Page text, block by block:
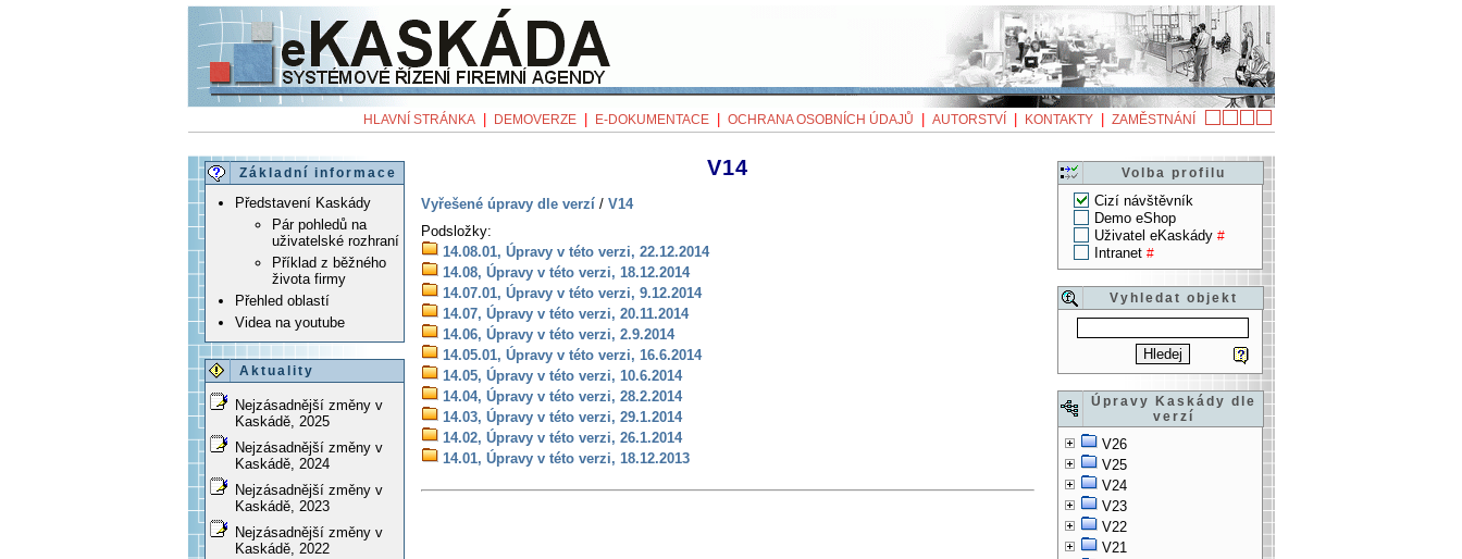
HLAVNÍ STRÁNKA DEMOVERZE E-DOKUMENTACE OCHRANA OSOBNÍCH ÚDAJŮ AUTORSTVÍ KONTAKTY ZAMĚSTNÁNÍ
Základní informace
Představení Kaskády
Pár pohledů na
uživatelské rozhraní
Příklad z běžného
života firmy
Přehled oblastí
Videa na youtube
Aktuality
Nejzásadnější změny v
Kaskádě, 2025
Nejzásadnější změny v
Kaskádě, 2024
Nejzásadnější změny v
Kaskádě, 2023
Nejzásadnější změny v
Kaskádě, 2022
Volba profilu
Cizí návštěvník
Demo eShop
Uživatel eKaskády #
Intranet #
Vyhledat objekt
Úpravy Kaskády dle
verzí
V26
V25
V24
V23
V22
V21
V14
Vyřešené úpravy dle verzí / V14
Podsložky:
14.08.01, Úpravy v této verzi, 22.12.2014
14.08, Úpravy v této verzi, 18.12.2014
14.07.01, Úpravy v této verzi, 9.12.2014
14.07, Úpravy v této verzi, 20.11.2014
14.06, Úpravy v této verzi, 2.9.2014
14.05.01, Úpravy v této verzi, 16.6.2014
14.05, Úpravy v této verzi, 10.6.2014
14.04, Úpravy v této verzi, 28.2.2014
14.03, Úpravy v této verzi, 29.1.2014
14.02, Úpravy v této verzi, 26.1.2014
14.01, Úpravy v této verzi, 18.12.2013